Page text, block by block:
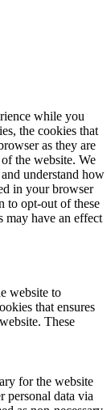
while you
the cookies that
as they are
the website. We
understand how
in your browser
to opt-out of these
may have an effect
website to
that ensures
These
for the website
personal data via